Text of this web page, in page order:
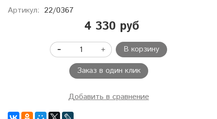
Артикул: 22/0367
4 330 руб
В корзину
Заказ в один клик
Добавить в сравнение